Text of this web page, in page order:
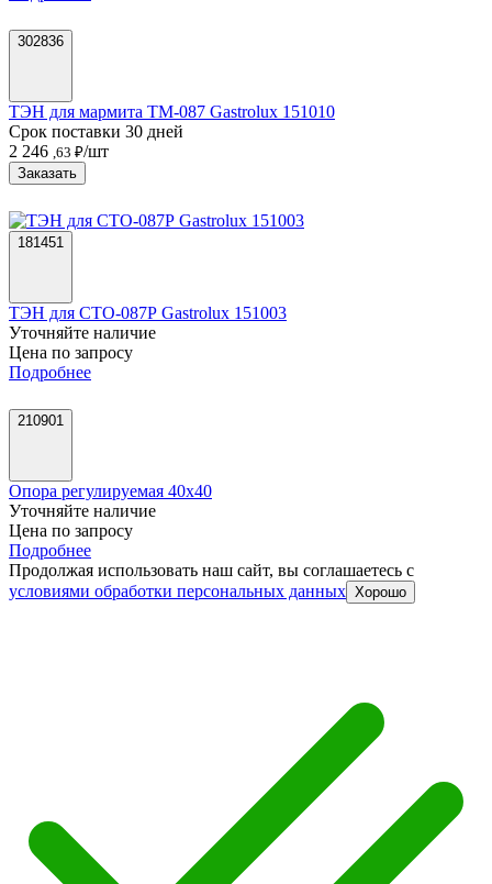
302836
ТЭН для мармита ТМ-087 Gastrolux 151010
Срок поставки 30 дней
2 246 ,63 ₽/шт
Заказать
181451
ТЭН для СТО-087Р Gastrolux 151003
Уточняйте наличие
Цена по запросу
Подробнее
210901
Опора регулируемая 40х40
Уточняйте наличие
Цена по запросу
Подробнее
Продолжая использовать наш сайт, вы соглашаетесь c
условиями обработки персональных данных Хорошо